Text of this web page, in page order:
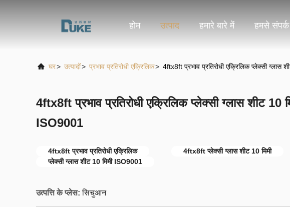
होम उत्पाद हमारे बारे में हमसे
घर> उत्पादों> प्रभाव प्रतिरोधी एक्रिलिक> 4ftx8ft प्रभाव प्रतिरोधी एक्रिलिक प्लेक्सी ग्लास
4ftx8ft प्रभाव प्रतिरोधी एक्रिलिक प्लेक्सी ग्लास शीट 10
ISO9001
4ftx8ft प्रभाव प्रतिरोधी एक्रिलिक
4ftx8ft प्लेक्सी ग्लास शीट 10 मिमी
प्लेक्सी ग्लास शीट 10 मिमी ISO9001
उत्पत्ति के प्लेस: सिचुआन